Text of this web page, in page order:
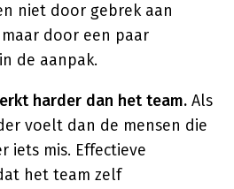
niet door gebrek aan
door een paar
de aanpak.
harder dan het team. Als
voelt dan de mensen die
iets mis. Effectieve
het team zelf